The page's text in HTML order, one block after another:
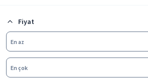
Fiyat
En az
En çok